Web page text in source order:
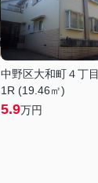
中野区大和町４丁目
1R (19.46㎡)
5.9万円